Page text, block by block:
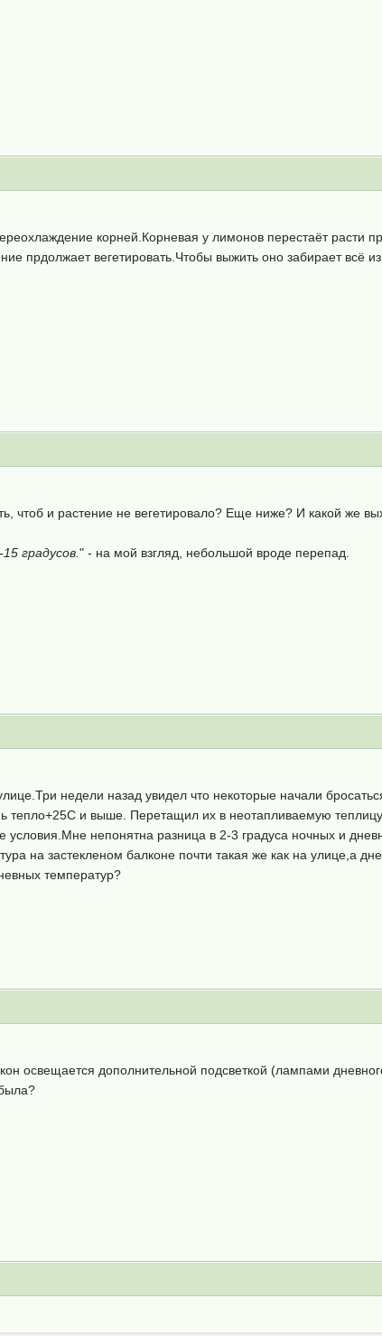
корней.Корневая у лимонов перестаёт расти
прдолжает вегетировать.Чтобы выжить оно забирает всё
чтоб и растение не вегетировало? Еще ниже? И какой же
градусов. " - на мой взгляд, небольшой вроде перепад.
недели назад увидел что некоторые начали
и выше. Перетащил их в неотапливаемую
непонятна разница в 2-3 градуса ночных и
на застекленом балконе почти такая же как на улице,а
температур?
освещается дополнительной подсветкой (лампами